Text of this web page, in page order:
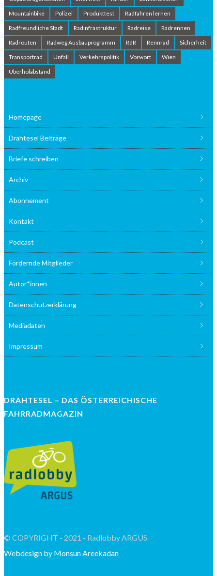
Mountainbike
Polizei Produkttest
Radfahren lernen
Radfreundliche Stadt
Radinfrastruktur Radreise
Radrennen
Radrouten
Radweg Ausbauprogramm RdR Rennrad
Sicherheit
Transportrad
Unfall Verkehrspolitik Vorwort
Wien
Überholabstand
Homepage
Drahtesel Beiträge
Briefe schreiben
Archiv
Abonnement
Kontakt
Podcast
Fördernde Mitglieder
Autor*innen
Datenschutzerklärung
Mediadaten
Impressum
DRAHTESEL – DAS ÖSTERREICHISCHE
FAHRRADMAGAZIN
© COPYRIGHT - 2021 - Radlobby ARGUS
Webdesign by Monsun Areekadan